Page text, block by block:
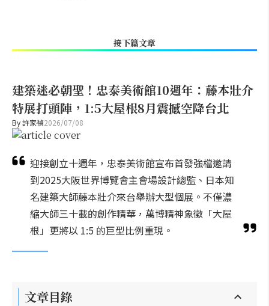
接下篇文章
建築迷必朝聖！忠泰美術館10週年：藤本壯介
特展打頭陣，1:5大屋根8月震撼空降台北
By許家禎2026/07/08
迎接創立十週年，忠泰美術館宣布首發強檔邀請
到2025大阪世界博覽會主會場設計總監、日本知
名建築大師藤本壯介來台舉辦大型個展。不僅濃
縮大師三十載的創作精華，萬博精神象徵「大屋
根」更將以 1:5 的巨型比例重現。
文章目錄